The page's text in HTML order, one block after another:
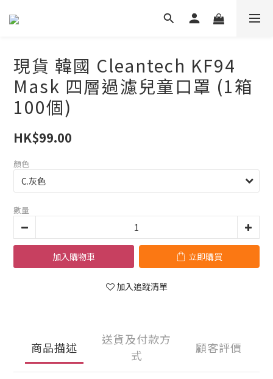
現貨 韓國 Cleantech KF94
Mask 四層過濾兒童口罩 (1箱
100個)
HK$99.00
顏色
數量
加入購物車 立即購買
加入追蹤清單
商品描述
送貨及付款方
式
顧客評價